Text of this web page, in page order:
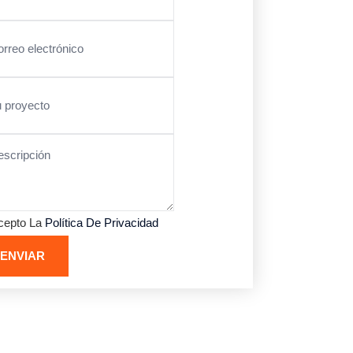
La Política De Privacidad
ENVIAR